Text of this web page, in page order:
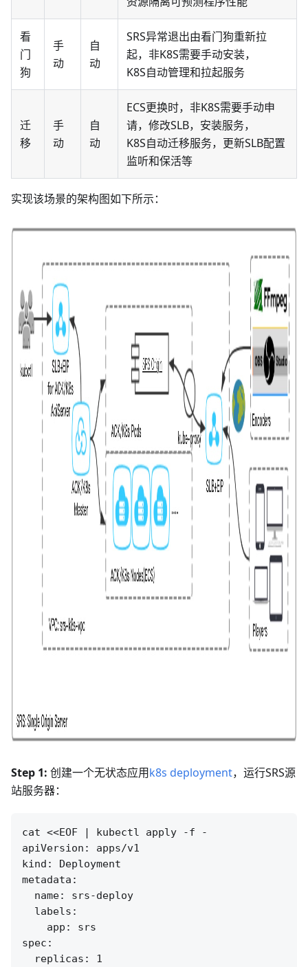
看
门
狗
手
动
自
动
SRS异常退出由看门狗重新拉
起，非K8S需要手动安装，
K8S自动管理和拉起服务
迁
移
手
动
自
动
ECS更换时，非K8S需要手动申
请，修改SLB，安装服务，
K8S自动迁移服务，更新SLB配置
监听和保活等
实现该场景的架构图如下所示：
Step 1: 创建一个无状态应用k8s deployment，运行SRS源
站服务器：
cat <<EOF | kubectl apply -f -
apiVersion: apps/v1
kind: Deployment
metadata:
  name: srs-deploy
  labels:
    app: srs
spec:
  replicas: 1